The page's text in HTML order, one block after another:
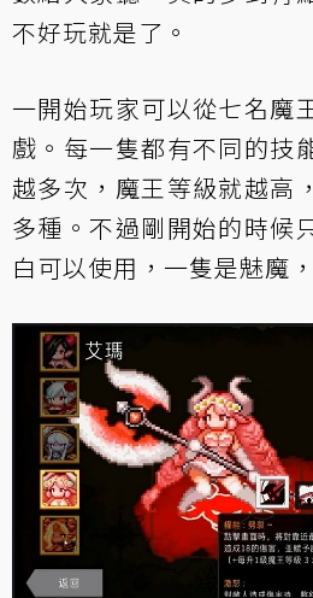
不好玩就是了。
一開始玩家可以從七名魔
戲。每一隻都有不同的技
越多次，魔王等級就越高
多種。不過剛開始的時候
白可以使用，一隻是魅魔